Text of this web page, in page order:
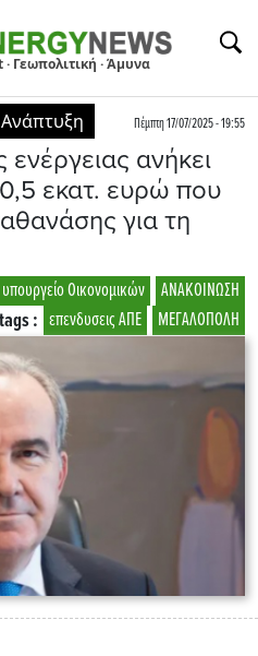
Γεωπολιτική · Άμυνα
Πέμπτη 17/07/2025 - 19:55
ανήκει
εκατ. ευρώ που
για τη
ΑΝΑΚΟΙΝΩΣΗ
υπουργείο Οικονομικών
ΜΕΓΑΛΟΠΟΛΗ
επενδυσεις ΑΠΕ
tags :